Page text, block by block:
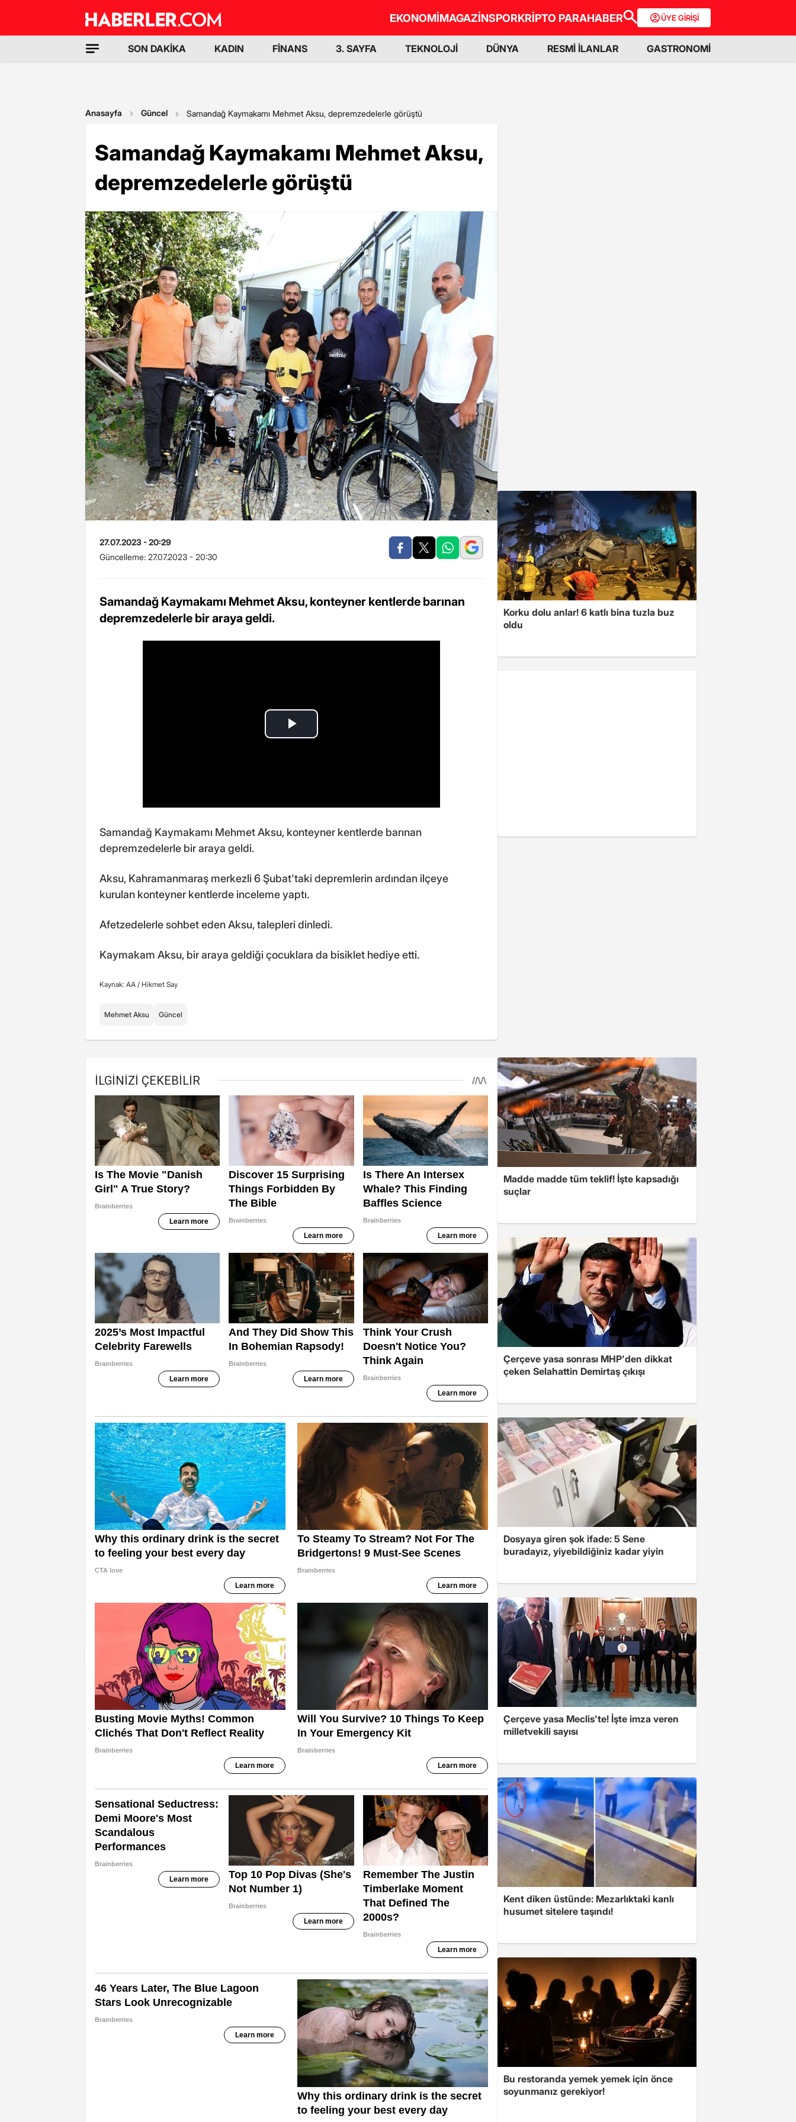
EKONOMİMAGAZİNSPORKRİPTO PARAHABER ÜYE GİRİŞİ
SON DAKİKA KADIN FİNANS 3. SAYFA TEKNOLOJİ DÜNYA RESMİ İLANLAR GASTRONOMİ
Anasayfa Güncel Samandağ Kaymakamı Mehmet Aksu, depremzedelerle görüştü
Samandağ Kaymakamı Mehmet Aksu,
depremzedelerle görüştü
27.07.2023 - 20:29
Güncelleme: 27.07.2023 - 20:30
Samandağ Kaymakamı Mehmet Aksu, konteyner kentlerde barınan
depremzedelerle bir araya geldi.
Samandağ Kaymakamı Mehmet Aksu, konteyner kentlerde barınan
depremzedelerle bir araya geldi.
Aksu, Kahramanmaraş merkezli 6 Şubat'taki depremlerin ardından ilçeye
kurulan konteyner kentlerde inceleme yaptı.
Afetzedelerle sohbet eden Aksu, talepleri dinledi.
Kaymakam Aksu, bir araya geldiği çocuklara da bisiklet hediye etti.
Kaynak: AA / Hikmet Say
Mehmet Aksu Güncel
Korku dolu anlar! 6 katlı bina tuzla buz
oldu
Madde madde tüm teklif! İşte kapsadığı
suçlar
Çerçeve yasa sonrası MHP'den dikkat
çeken Selahattin Demirtaş çıkışı
Dosyaya giren şok ifade: 5 Sene
buradayız, yiyebildiğiniz kadar yiyin
Çerçeve yasa Meclis'te! İşte imza veren
milletvekili sayısı
Kent diken üstünde: Mezarlıktaki kanlı
husumet sitelere taşındı!
Bu restoranda yemek yemek için önce
soyunmanız gerekiyor!